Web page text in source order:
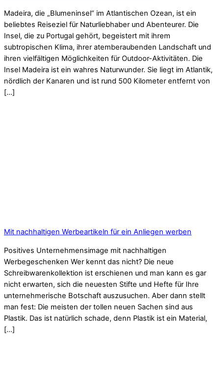
Madeira, die „Blumeninsel“ im Atlantischen Ozean, ist ein
beliebtes Reiseziel für Naturliebhaber und Abenteurer. Die
Insel, die zu Portugal gehört, begeistert mit ihrem
subtropischen Klima, ihrer atemberaubenden Landschaft und
ihren vielfältigen Möglichkeiten für Outdoor-Aktivitäten. Die
Insel Madeira ist ein wahres Naturwunder. Sie liegt im Atlantik,
nördlich der Kanaren und ist rund 500 Kilometer entfernt von
[…]
Mit nachhaltigen Werbeartikeln für ein Anliegen werben
Positives Unternehmensimage mit nachhaltigen
Werbegeschenken Wer kennt das nicht? Die neue
Schreibwarenkollektion ist erschienen und man kann es gar
nicht erwarten, sich die neuesten Stifte und Hefte für Ihre
unternehmerische Botschaft auszusuchen. Aber dann stellt
man fest: Die meisten der tollen neuen Sachen sind aus
Plastik. Das ist natürlich schade, denn Plastik ist ein Material,
[…]